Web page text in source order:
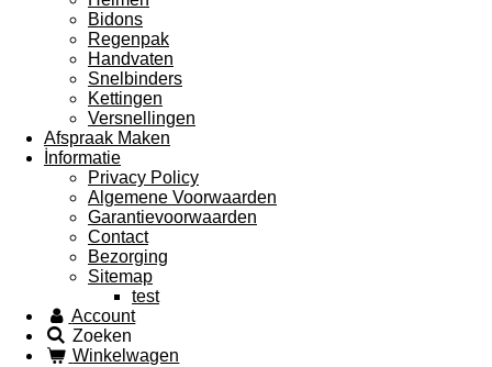
Bidons
Regenpak
Handvaten
Snelbinders
Kettingen
Versnellingen
Afspraak Maken
İnformatie
Privacy Policy
Algemene Voorwaarden
Garantievoorwaarden
Contact
Bezorging
Sitemap
test
Account
Zoeken
Winkelwagen